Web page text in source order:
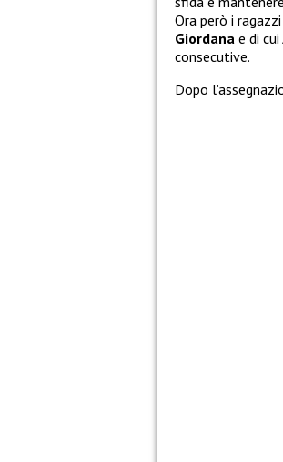
Ora però i
Giordana e di
consecutive.
Dopo